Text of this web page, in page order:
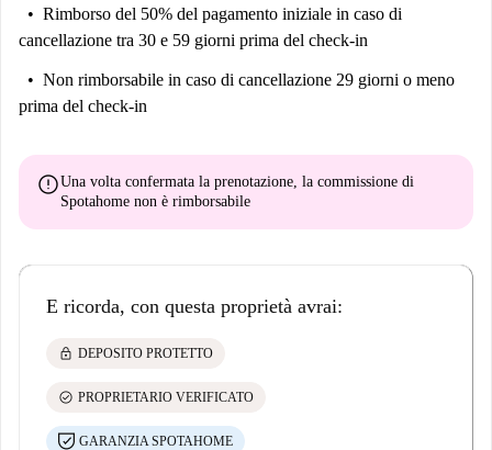
Rimborso del 50% del pagamento iniziale in caso di
cancellazione tra 30 e 59 giorni prima del check-in
Non rimborsabile in caso di cancellazione 29 giorni o meno
prima del check-in
errorUna volta confermata la prenotazione, la commissione di
Spotahome non è rimborsabile
E ricorda, con questa proprietà avrai:
lock DEPOSITO PROTETTO
check_circle PROPRIETARIO VERIFICATO
GARANZIA SPOTAHOME